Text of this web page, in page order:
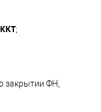
;
закрытии ФН,